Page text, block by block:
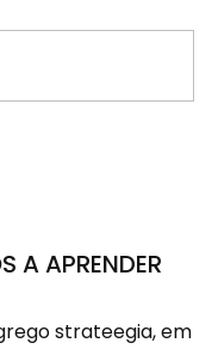
A APRENDER
strateegia, em